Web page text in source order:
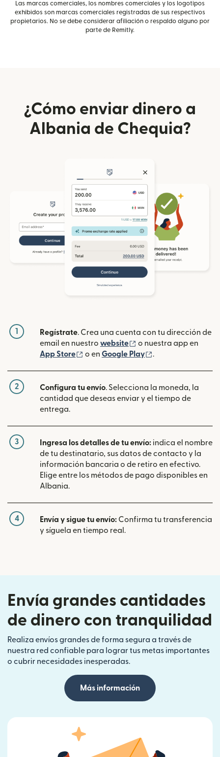
Las marcas comerciales, los nombres comerciales y los logotipos
exhibidos son marcas comerciales registradas de sus respectivos
propietarios. No se debe considerar afiliación o respaldo alguno por
parte de Remitly.
¿Cómo enviar dinero a
Albania de Chequia?
1 Regístrate. Crea una cuenta con tu dirección de
email en nuestro website (se abre en una
o nuestra app en
App Store
(se abre en una ventana nueva)
o en Google Play (se abre en una
.
2 Configura tu envío. Selecciona la moneda, la
cantidad que deseas enviar y el tiempo de
entrega.
3 Ingresa los detalles de tu envío: indica el nombre
de tu destinatario, sus datos de contacto y la
información bancaria o de retiro en efectivo.
Elige entre los métodos de pago disponibles en
Albania.
4 Envía y sigue tu envío: Confirma tu transferencia
y síguela en tiempo real.
Envía grandes cantidades
de dinero con tranquilidad
Realiza envíos grandes de forma segura a través de
nuestra red confiable para lograr tus metas importantes
o cubrir necesidades inesperadas.
Más información